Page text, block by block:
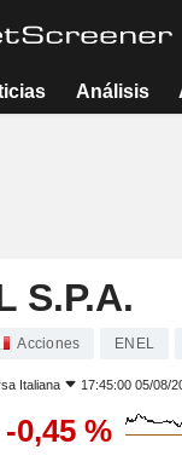
Análisis
S.P.A.
Acciones ENEL
Italiana 17:45:00 05/08/
-0,45 %